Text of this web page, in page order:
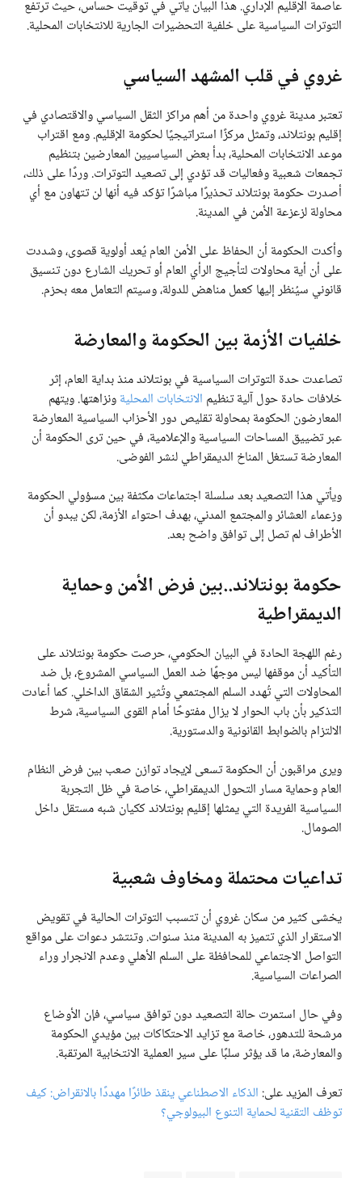
عاصمة الإقليم الإداري. هذا البيان يأتي في توقيت حساس، حيث ترتفع
التوترات السياسية على خلفية التحضيرات الجارية للانتخابات المحلية.
غروي في قلب المشهد السياسي
تعتبر مدينة غروي واحدة من أهم مراكز الثقل السياسي والاقتصادي في
إقليم بونتلاند، وتمثل مركزًا استراتيجيًا لحكومة الإقليم. ومع اقتراب
موعد الانتخابات المحلية، بدأ بعض السياسيين المعارضين بتنظيم
تجمعات شعبية وفعاليات قد تؤدي إلى تصعيد التوترات. وردًا على ذلك،
أصدرت حكومة بونتلاند تحذيرًا مباشرًا تؤكد فيه أنها لن تتهاون مع أي
محاولة لزعزعة الأمن في المدينة.
وأكدت الحكومة أن الحفاظ على الأمن العام يُعد أولوية قصوى، وشددت
على أن أية محاولات لتأجيج الرأي العام أو تحريك الشارع دون تنسيق
قانوني سيُنظر إليها كعمل مناهض للدولة، وسيتم التعامل معه بحزم.
خلفيات الأزمة بين الحكومة والمعارضة
تصاعدت حدة التوترات السياسية في بونتلاند منذ بداية العام، إثر
خلافات حادة حول آلية تنظيم الانتخابات المحليةونزاهتها. ويتهم
المعارضون الحكومة بمحاولة تقليص دور الأحزاب السياسية المعارضة
عبر تضييق المساحات السياسية والإعلامية، في حين ترى الحكومة أن
المعارضة تستغل المناخ الديمقراطي لنشر الفوضى.
ويأتي هذا التصعيد بعد سلسلة اجتماعات مكثفة بين مسؤولي الحكومة
وزعماء العشائر والمجتمع المدني، بهدف احتواء الأزمة، لكن يبدو أن
الأطراف لم تصل إلى توافق واضح بعد.
حكومة بونتلاند..بين فرض الأمن وحماية
الديمقراطية
رغم اللهجة الحادة في البيان الحكومي، حرصت حكومة بونتلاند على
التأكيد أن موقفها ليس موجهًا ضد العمل السياسي المشروع، بل ضد
المحاولات التي تُهدد السلم المجتمعي وتُثير الشقاق الداخلي. كما أعادت
التذكير بأن باب الحوار لا يزال مفتوحًا أمام القوى السياسية، شرط
الالتزام بالضوابط القانونية والدستورية.
ويرى مراقبون أن الحكومة تسعى لإيجاد توازن صعب بين فرض النظام
العام وحماية مسار التحول الديمقراطي، خاصة في ظل التجربة
السياسية الفريدة التي يمثلها إقليم بونتلاند ككيان شبه مستقل داخل
الصومال.
تداعيات محتملة ومخاوف شعبية
يخشى كثير من سكان غروي أن تتسبب التوترات الحالية في تقويض
الاستقرار الذي تتميز به المدينة منذ سنوات. وتنتشر دعوات على مواقع
التواصل الاجتماعي للمحافظة على السلم الأهلي وعدم الانجرار وراء
الصراعات السياسية.
وفي حال استمرت حالة التصعيد دون توافق سياسي، فإن الأوضاع
مرشحة للتدهور، خاصة مع تزايد الاحتكاكات بين مؤيدي الحكومة
والمعارضة، ما قد يؤثر سلبًا على سير العملية الانتخابية المرتقبة.
تعرف المزيد على: الذكاء الاصطناعي ينقذ طائرًا مهددًا بالانقراض: كيف
توظف التقنية لحماية التنوع البيولوجي؟